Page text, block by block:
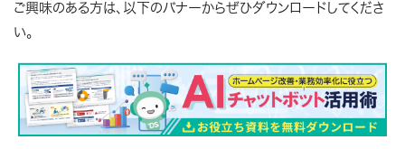
ご興味のある方は、以下のバナーからぜひダウンロードしてくださ
い。